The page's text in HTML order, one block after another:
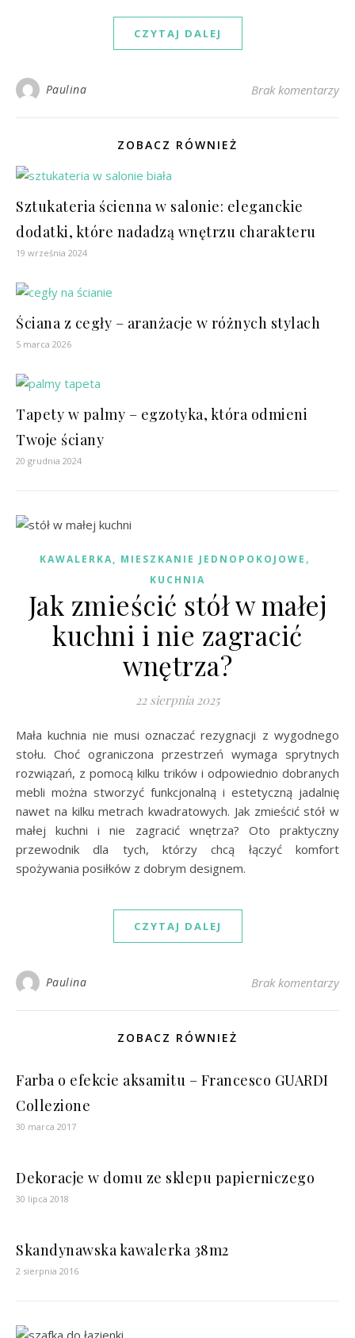
CZYTAJ DALEJ
Paulina Brak komentarzy
ZOBACZ RÓWNIEŻ
Sztukateria ścienna w salonie: eleganckie
dodatki, które nadadzą wnętrzu charakteru
19 września 2024
Ściana z cegły – aranżacje w różnych stylach
5 marca 2026
Tapety w palmy – egzotyka, która odmieni
Twoje ściany
20 grudnia 2024
KAWALERKA, MIESZKANIE JEDNOPOKOJOWE ,
KUCHNIA
Jak zmieścić stół w małej
kuchni i nie zagracić
wnętrza?
22 sierpnia 2025
Mała kuchnia nie musi oznaczać rezygnacji z wygodnego
stołu. Choć ograniczona przestrzeń wymaga sprytnych
rozwiązań, z pomocą kilku trików i odpowiednio dobranych
mebli można stworzyć funkcjonalną i estetyczną jadalnię
nawet na kilku metrach kwadratowych. Jak zmieścić stół w
małej kuchni i nie zagracić wnętrza? Oto praktyczny
przewodnik dla tych, którzy chcą łączyć komfort
spożywania posiłków z dobrym designem.
CZYTAJ DALEJ
Paulina Brak komentarzy
ZOBACZ RÓWNIEŻ
Farba o efekcie aksamitu – Francesco GUARDI
Collezione
30 marca 2017
Dekoracje w domu ze sklepu papierniczego
30 lipca 2018
Skandynawska kawalerka 38m2
2 sierpnia 2016